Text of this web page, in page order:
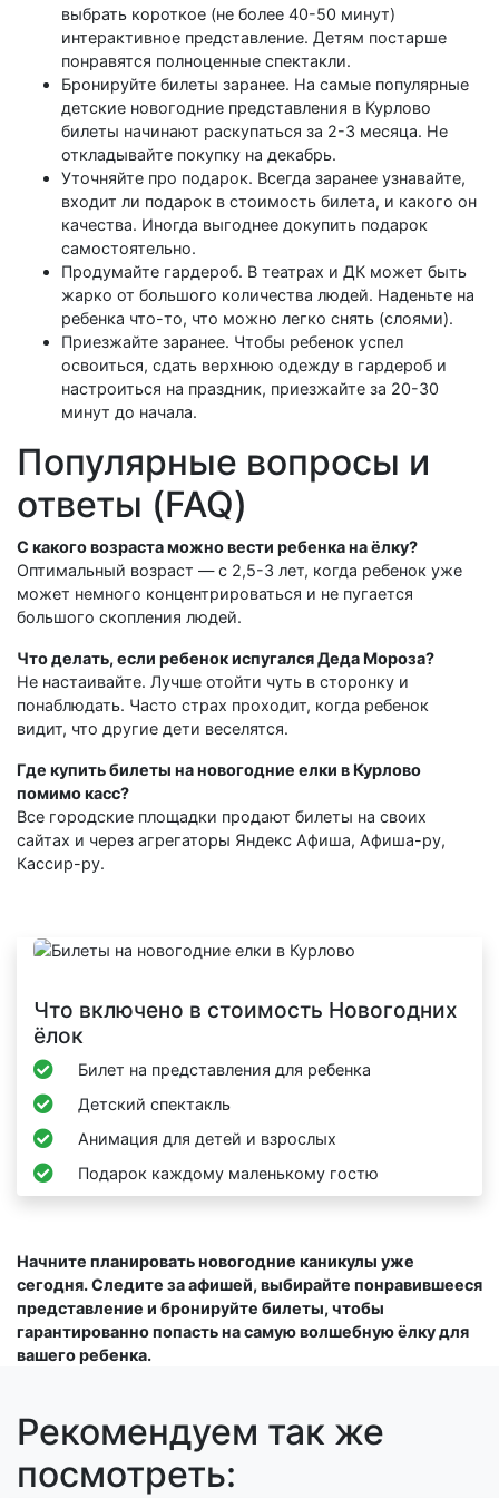
выбрать короткое (не более 40-50 минут)
интерактивное представление. Детям постарше
понравятся полноценные спектакли.
Бронируйте билеты заранее. На самые популярные
детские новогодние представления в Курлово
билеты начинают раскупаться за 2-3 месяца. Не
откладывайте покупку на декабрь.
Уточняйте про подарок. Всегда заранее узнавайте,
входит ли подарок в стоимость билета, и какого он
качества. Иногда выгоднее докупить подарок
самостоятельно.
Продумайте гардероб. В театрах и ДК может быть
жарко от большого количества людей. Наденьте на
ребенка что-то, что можно легко снять (слоями).
Приезжайте заранее. Чтобы ребенок успел
освоиться, сдать верхнюю одежду в гардероб и
настроиться на праздник, приезжайте за 20-30
минут до начала.
Популярные вопросы и
ответы (FAQ)
С какого возраста можно вести ребенка на ёлку?
Оптимальный возраст — с 2,5-3 лет, когда ребенок уже
может немного концентрироваться и не пугается
большого скопления людей.
Что делать, если ребенок испугался Деда Мороза?
Не настаивайте. Лучше отойти чуть в сторонку и
понаблюдать. Часто страх проходит, когда ребенок
видит, что другие дети веселятся.
Где купить билеты на новогодние елки в Курлово
помимо касс?
Все городские площадки продают билеты на своих
сайтах и через агрегаторы Яндекс Афиша, Афиша-ру,
Кассир-ру.
Что включено в стоимость Новогодних
ёлок
Билет на представления для ребенка
Детский спектакль
Анимация для детей и взрослых
Подарок каждому маленькому гостю
Начните планировать новогодние каникулы уже
сегодня. Следите за афишей, выбирайте понравившееся
представление и бронируйте билеты, чтобы
гарантированно попасть на самую волшебную ёлку для
вашего ребенка.
Рекомендуем так же
посмотреть: